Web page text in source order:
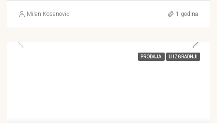
Milan Kosanović 1 godina
PRODAJA U IZGRADNJI